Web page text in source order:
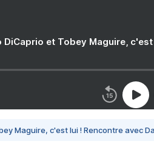
DiCaprio et Tobey Maguire,
Maguire, c'est lui ! Rencontre avec